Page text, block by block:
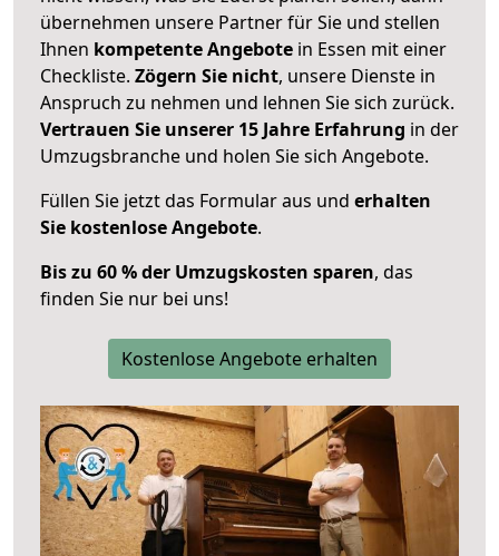
übernehmen unsere Partner für Sie und stellen
Ihnen kompetente Angebote in Essen mit einer
Checkliste. Zögern Sie nicht, unsere Dienste in
Anspruch zu nehmen und lehnen Sie sich zurück.
Vertrauen Sie unserer 15 Jahre Erfahrung in der
Umzugsbranche und holen Sie sich Angebote.
Füllen Sie jetzt das Formular aus und erhalten
Sie kostenlose Angebote.
Bis zu 60 % der Umzugskosten sparen, das
finden Sie nur bei uns!
Kostenlose Angebote erhalten